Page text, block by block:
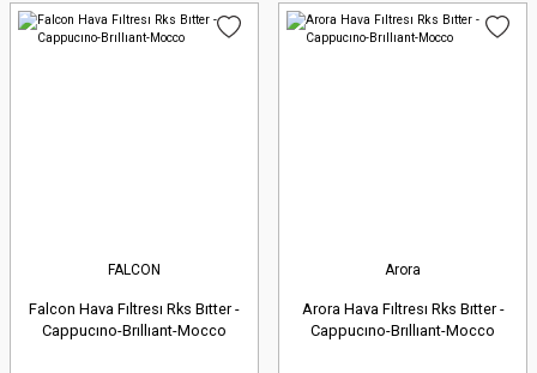
FALCON
Falcon Hava Fıltresı Rks Bıtter -
Cappucıno-Brıllıant-Mocco
Arora
Arora Hava Fıltresı Rks Bıtter -
Cappucıno-Brıllıant-Mocco